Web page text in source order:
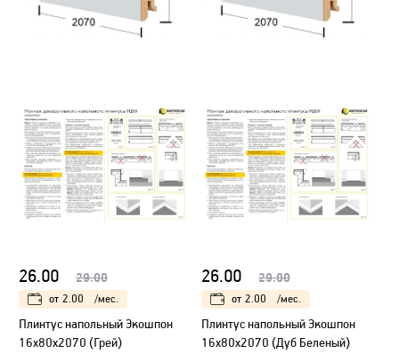
26.00 29.00
от 2.00 /мес.
Плинтус напольный Экошпон
16х80х2070 (Грей)
26.00 29.00
от 2.00 /мес.
Плинтус напольный Экошпон
16х80х2070 (Дуб Беленый)